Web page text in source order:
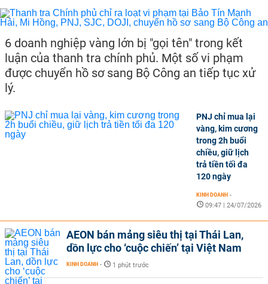
6 doanh nghiệp vàng lớn bị "gọi tên" trong kết
luận của thanh tra chính phủ. Một số vi phạm
được chuyển hồ sơ sang Bộ Công an tiếp tục xử
lý.
PNJ chỉ mua lại
vàng, kim cương
trong 2h buổi
chiều, giữ lịch
trả tiền tối đa
120 ngày
KINH DOANH -
09:47 | 24/07/2026
AEON bán mảng siêu thị tại Thái Lan,
dồn lực cho ‘cuộc chiến’ tại Việt Nam
KINH DOANH - 1 phút trước